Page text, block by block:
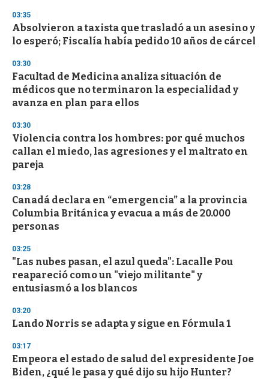
s
e
c
o
d
s
03:35
Absolvieron a taxista que trasladó a un asesino y
lo esperó; Fiscalía había pedido 10 años de cárcel
03:30
Facultad de Medicina analiza situación de
médicos que no terminaron la especialidad y
avanza en plan para ellos
03:30
Violencia contra los hombres: por qué muchos
callan el miedo, las agresiones y el maltrato en
pareja
03:28
Canadá declara en “emergencia” a la provincia
Columbia Británica y evacua a más de 20.000
personas
03:25
"Las nubes pasan, el azul queda": Lacalle Pou
reapareció como un "viejo militante" y
entusiasmó a los blancos
03:20
Lando Norris se adapta y sigue en Fórmula 1
03:17
Empeora el estado de salud del expresidente Joe
Biden, ¿qué le pasa y qué dijo su hijo Hunter?